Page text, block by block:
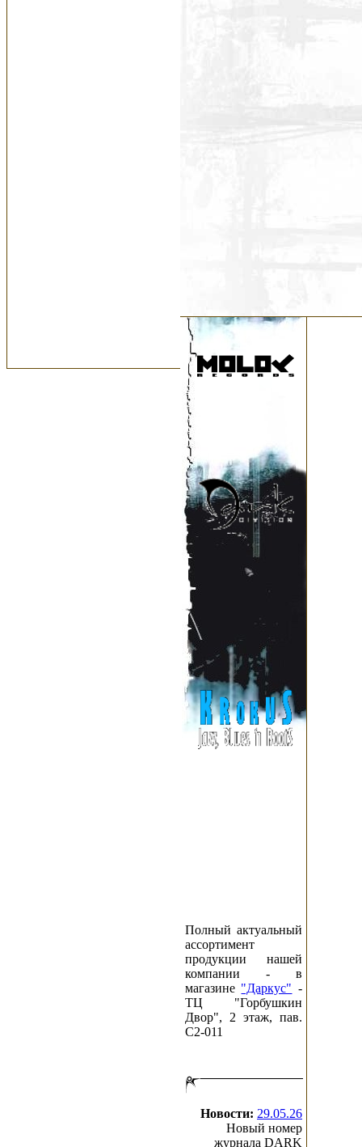
Полный актуальный
ассортимент
продукции нашей
компании - в
магазине "Даркус" -
ТЦ "Горбушкин
Двор", 2 этаж, пав.
C2-011
Новости: 29.05.26
Новый номер
журнала DARK